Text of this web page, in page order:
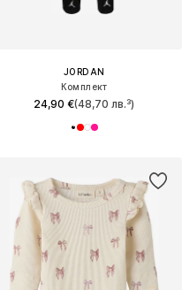
JORDAN
Комплект
24,90 €(48,70 лв.³)